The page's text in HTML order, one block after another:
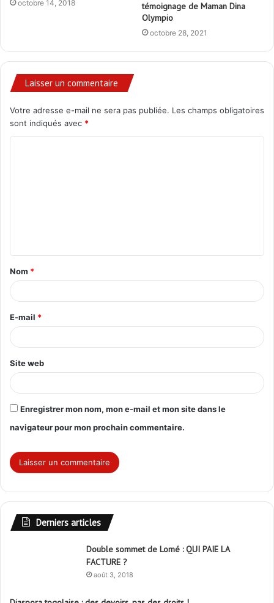
octobre 14, 2018
témoignage de Maman Dina
Olympio
octobre 28, 2021
Laisser un commentaire
Votre adresse e-mail ne sera pas publiée. Les champs obligatoires
sont indiqués avec *
t
a
e
*
Nom *
E-mail *
Site web
Enregistrer mon nom, mon e-mail et mon site dans le
navigateur pour mon prochain commentaire.
Derniers articles
Double sommet de Lomé : QUI PAIE LA
FACTURE ?
août 3, 2018